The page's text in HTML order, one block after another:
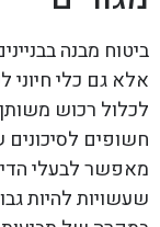
ביטוח מבנה
אלא גם כלי חיוני
לכלול רכוש משותף
חשופים לסיכונים
מאפשר לבעלי
שעשויות להיות